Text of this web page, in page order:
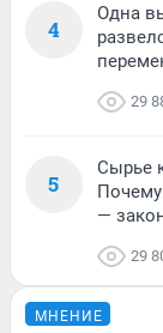
4
Одна
29
5
Сырье
—
29
МНЕНИЕ